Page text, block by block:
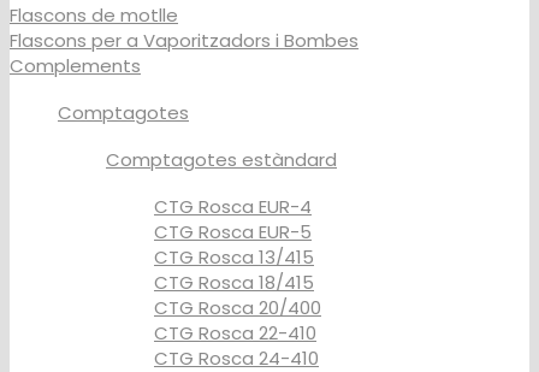
Flascons de motlle
Flascons per a Vaporitzadors i Bombes
Complements
Comptagotes
Comptagotes estàndard
CTG Rosca EUR-4
CTG Rosca EUR-5
CTG Rosca 13/415
CTG Rosca 18/415
CTG Rosca 20/400
CTG Rosca 22-410
CTG Rosca 24-410